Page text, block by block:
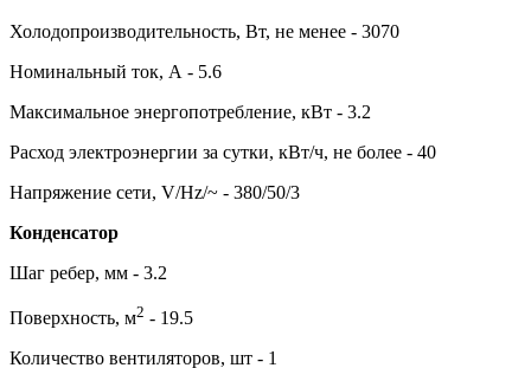
Холодопроизводительность, Вт, не менее - 3070
Номинальный ток, А - 5.6
Максимальное энергопотребление, кВт - 3.2
Расход электроэнергии за сутки, кВт/ч, не более - 40
Напряжение сети, V/Hz/~ - 380/50/3
Конденсатор
Шаг ребер, мм - 3.2
Поверхность, м2 - 19.5
Количество вентиляторов, шт - 1